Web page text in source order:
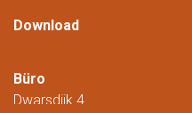
Download
Büro
Dwarsdijk 4